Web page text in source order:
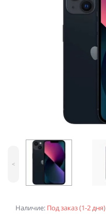
Наличие: Под заказ (1-2 дня)
<